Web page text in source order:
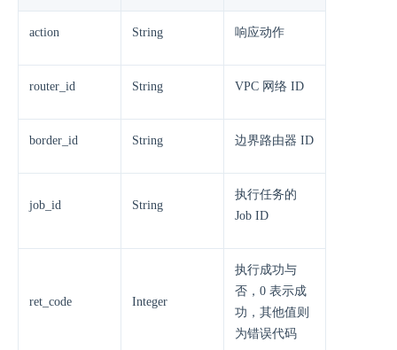
action String 响应动作
router_id String VPC 网络 ID
border_id String 边界路由器 ID
job_id String
执行任务的
Job ID
ret_code Integer
执行成功与
否，0 表示成
功，其他值则
为错误代码